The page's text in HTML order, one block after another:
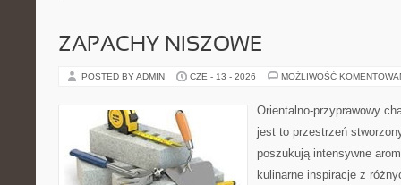
ZAPACHY NISZOWE
POSTED BY ADMIN CZE - 13 - 2026 MOŻLIWOŚĆ
Orientalno-przyprawowy
jest to przestrzeń
poszukują intensywne
kulinarne inspiracje z